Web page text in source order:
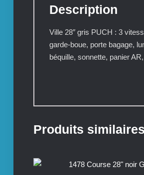
Description
Ville 28″ gris PUCH : 3
garde-boue, porte bagage,
béquille, sonnette, panier
Produits similaires